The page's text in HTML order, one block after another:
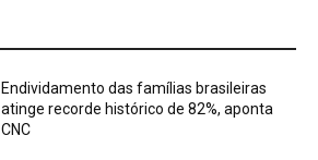
Endividamento das famílias brasileiras
atinge recorde histórico de 82%, aponta
CNC